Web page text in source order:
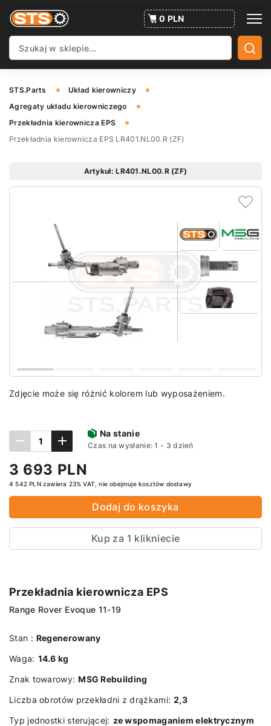
0 PLN
STS.Parts
Układ kierowniczy
Agregaty układu kierowniczego
Przekładnia kierownicza EPS
Przekładnia kierownicza EPS LR401.NL00.R (ZF)
Artykuł: LR401.NL00.R (ZF)
Zdjęcie może się różnić kolorem lub wyposażeniem.
Przekładnia kierownicza EPS
Range Rover Evoque 11-19
Stan : Regenerowany
Waga: 14.6 kg
Znak towarowy: MSG Rebuilding
Liczba obrotów przekładni z drążkami: 2,3
Typ jednostki sterującej: ze wspomaganiem elektrycznym
3 693 PLN
4 542 PLN zawiera 23% VAT, nie obejmuje kosztów dostawy
Na stanie
Сzas na wysłanie: 1 - 3 dzień
Dodaj do koszyka
Kup za 1 klikniecie